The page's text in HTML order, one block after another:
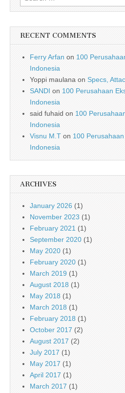
RECENT COMMENTS
Ferry Arfan on 100
Indonesia
Yoppi maulana on Specs,
SANDI on 100 Perusahaan
Indonesia
said fuhaid on 100
Indonesia
Visnu M.T on 100
Indonesia
ARCHIVES
January 2026 (1)
November 2023 (1)
February 2021 (1)
September 2020 (1)
May 2020 (1)
February 2020 (1)
March 2019 (1)
August 2018 (1)
May 2018 (1)
March 2018 (1)
February 2018 (1)
October 2017 (2)
August 2017 (2)
July 2017 (1)
May 2017 (1)
April 2017 (1)
March 2017 (1)